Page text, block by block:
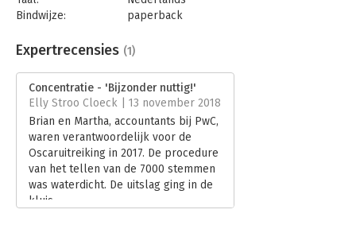
Bindwijze:
paperback
Uitgever:
Maven Publishing
Verschijningsdatum:
Hoofdrubriek: Psychologie
Expertrecensies (1)
Concentratie - 'Bijzonder nuttig!'
Elly Stroo Cloeck | 13 november 2018
Brian en Martha, accountants bij PwC,
waren verantwoordelijk voor de
Oscaruitreiking in 2017. De procedure
van het tellen van de 7000 stemmen
was waterdicht. De uitslag ging in de
kluis.